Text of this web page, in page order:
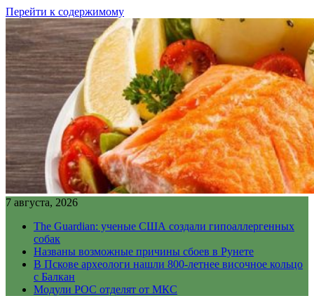
Перейти к содержимому
7 августа, 2026
The Guardian: ученые США создали гипоаллергенных
собак
Названы возможные причины сбоев в Рунете
В Пскове археологи нашли 800-летнее височное кольцо
с Балкан
Модули РОС отделят от МКС